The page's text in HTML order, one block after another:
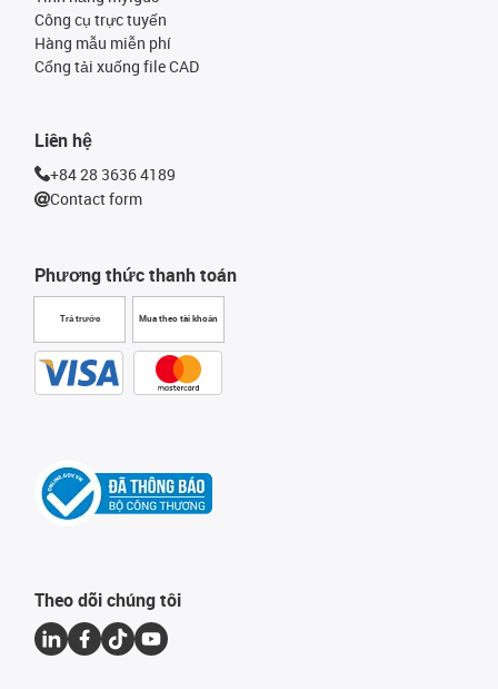
Phương thức thanh toán
Trả trước Mua theo tài khoản
Công cụ trực tuyến
Hàng mẫu miễn phí
Cổng tải xuống file CAD
Liên hệ
+84 28 3636 4189
Contact form
Theo dõi chúng tôi